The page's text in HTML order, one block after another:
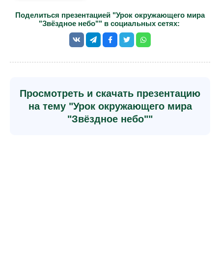
Поделиться презентацией "Урок окружающего мира
"Звёздное небо"" в социальных сетях:
Просмотреть и скачать презентацию
на тему "Урок окружающего мира
"Звёздное небо""